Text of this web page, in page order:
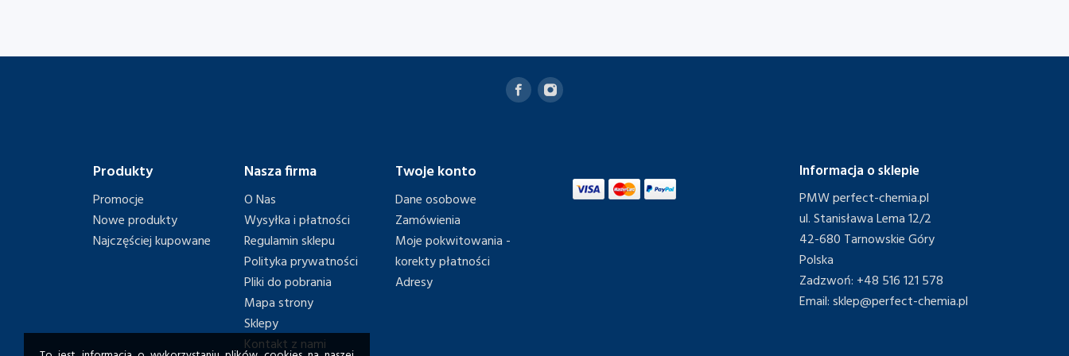
Produkty
Promocje
Nowe produkty
Najczęściej kupowane
Nasza firma
O Nas
Wysyłka i płatności
Regulamin sklepu
Polityka prywatności
Pliki do pobrania
Mapa strony
Sklepy
Kontakt z nami
Twoje konto
Dane osobowe
Zamówienia
Moje pokwitowania -
korekty płatności
Adresy
Informacja o sklepie
PMW perfect-chemia.pl
ul. Stanisława Lema 12/2
42-680 Tarnowskie Góry
Polska
Zadzwoń: +48 516 121 578
Email:sklep@perfect-chemia.pl